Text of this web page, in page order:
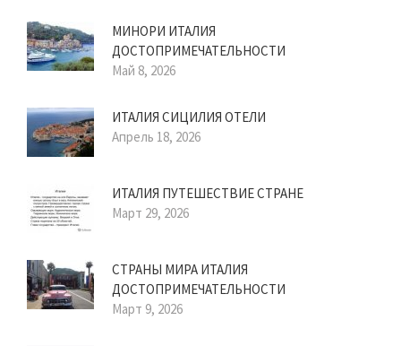
МИНОРИ ИТАЛИЯ
ДОСТОПРИМЕЧАТЕЛЬНОСТИ
Май 8, 2026
ИТАЛИЯ СИЦИЛИЯ ОТЕЛИ
Апрель 18, 2026
ИТАЛИЯ ПУТЕШЕСТВИЕ СТРАНЕ
Март 29, 2026
СТРАНЫ МИРА ИТАЛИЯ
ДОСТОПРИМЕЧАТЕЛЬНОСТИ
Март 9, 2026